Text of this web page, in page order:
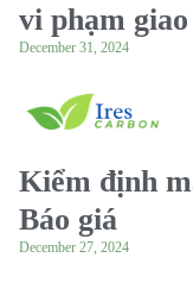
vi phạm
December 31, 2024
Kiểm định
Báo giá
December 27, 2024